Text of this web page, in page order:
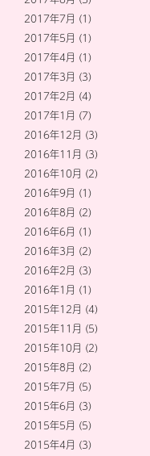
2017年7月 (1)
2017年5月 (1)
2017年4月 (1)
2017年3月 (3)
2017年2月 (4)
2017年1月 (7)
2016年12月 (3)
2016年11月 (3)
2016年10月 (2)
2016年9月 (1)
2016年8月 (2)
2016年6月 (1)
2016年3月 (2)
2016年2月 (3)
2016年1月 (1)
2015年12月 (4)
2015年11月 (5)
2015年10月 (2)
2015年8月 (2)
2015年7月 (5)
2015年6月 (3)
2015年5月 (5)
2015年4月 (3)